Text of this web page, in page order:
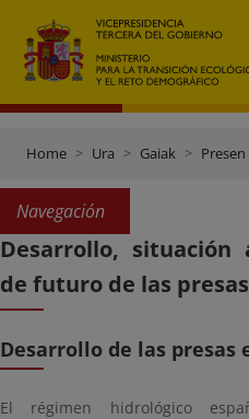
Home Ura Gaiak
Navegación
Desarrollo, situación
de futuro de las
Desarrollo de las presas
El régimen hidrológico